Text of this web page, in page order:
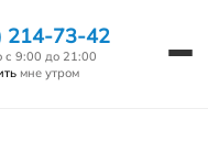
214-73-42
с 9:00 до 21:00
мне утром